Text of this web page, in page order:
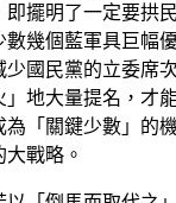
擺明了一定要拱
幾個藍軍具巨幅
少國民黨的立委席
地大量提名，才
「關鍵少數」的
戰略。